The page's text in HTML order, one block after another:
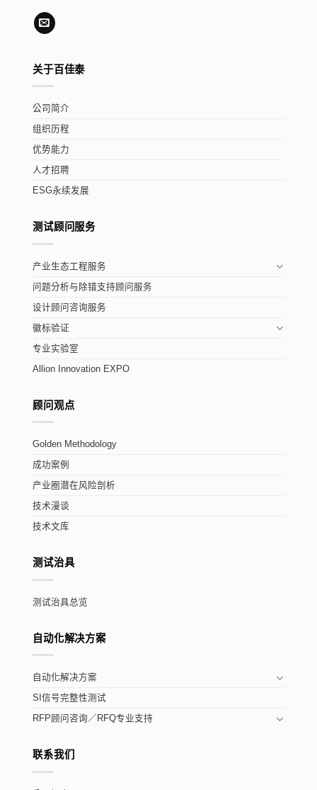
关于百佳泰
公司简介
组织历程
优势能力
人才招聘
ESG永续发展
测试顾问服务
产业生态工程服务
问题分析与除错支持顾问服务
设计顾问咨询服务
徽标验证
专业实验室
Allion Innovation EXPO
顾问观点
Golden Methodology
成功案例
产业圈潜在风险剖析
技术漫谈
技术文库
测试治具
测试治具总览
自动化解决方案
自动化解决方案
SI信号完整性测试
RFP顾问咨询／RFQ专业支持
联系我们